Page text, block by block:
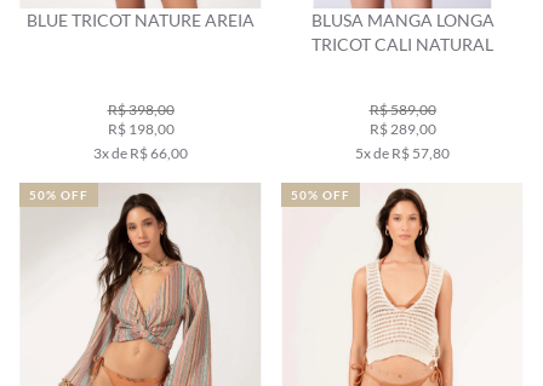
BLUE TRICOT NATURE AREIA
R$ 398,00
R$ 198,00
3x de R$ 66,00
BLUSA MANGA LONGA
TRICOT CALI NATURAL
R$ 589,00
R$ 289,00
5x de R$ 57,80
50% OFF 50% OFF